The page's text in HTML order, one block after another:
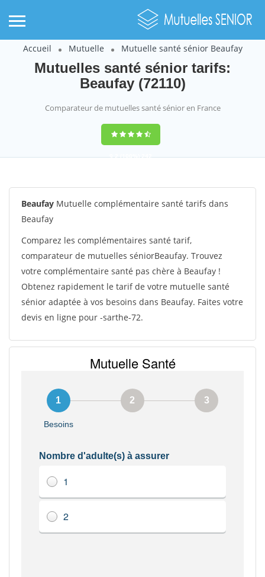
Accueil Mutuelle Mutuelle santé sénior Beaufay
Mutuelles santé sénior tarifs:
Beaufay (72110)
Comparateur de mutuelles santé sénior en France
9,2(100%)242
Beaufay Mutuelle complémentaire santé tarifs dans
Beaufay
Comparez les complémentaires santé tarif,
comparateur de mutuelles séniorBeaufay. Trouvez
votre complémentaire santé pas chère à Beaufay !
Obtenez rapidement le tarif de votre mutuelle santé
sénior adaptée à vos besoins dans Beaufay. Faites votre
devis en ligne pour -sarthe-72.